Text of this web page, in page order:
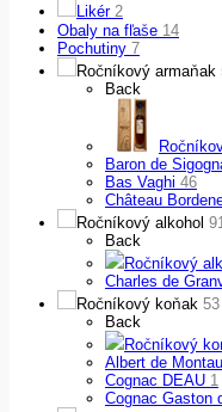
Likér 2
Obaly na fľaše 14
Pochutiny 7
Ročníkový armaňak
Back
Baron de
Bas Vaghi 46
Château
Ročníkový alkohol
Back
Ročníkový
Charles de
Ročníkový koňak 53
Back
Ročníkový
Albert de
Cognac DEAU 1
Cognac Gaston